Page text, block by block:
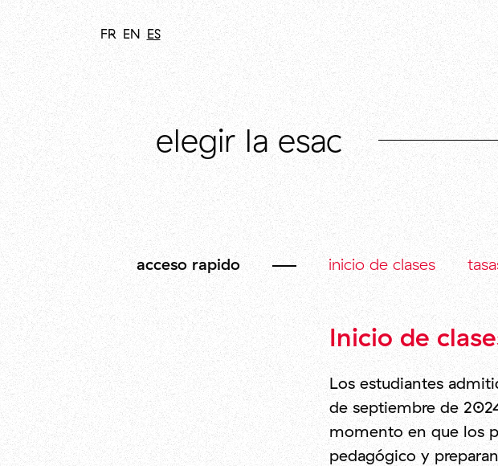
FR EN ES
elegir la esac
acceso rapido inicio de clases
Inicio de
Los estudiantes
de septiembre de
momento en que los
pedagógico y